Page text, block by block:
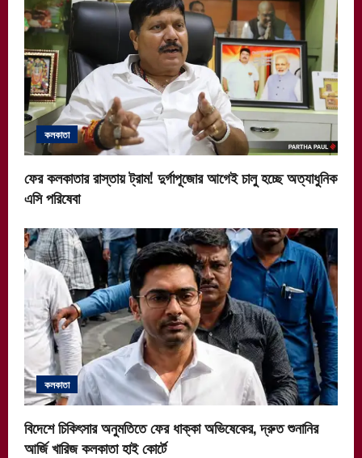
i
g
a
t
i
o
n
কলকাতা
ফের কলকাতার রাস্তায় ট্রাম! দুর্গাপূজোর আগেই চালু হচ্ছে অত্যাধুনিক
এসি পরিষেবা
কলকাতা
বিদেশে চিকিৎসার অনুমতিতে ফের ধাক্কা অভিষেকের, দ্রুত শুনানির
আর্জি খারিজ কলকাতা হাই কোর্টে